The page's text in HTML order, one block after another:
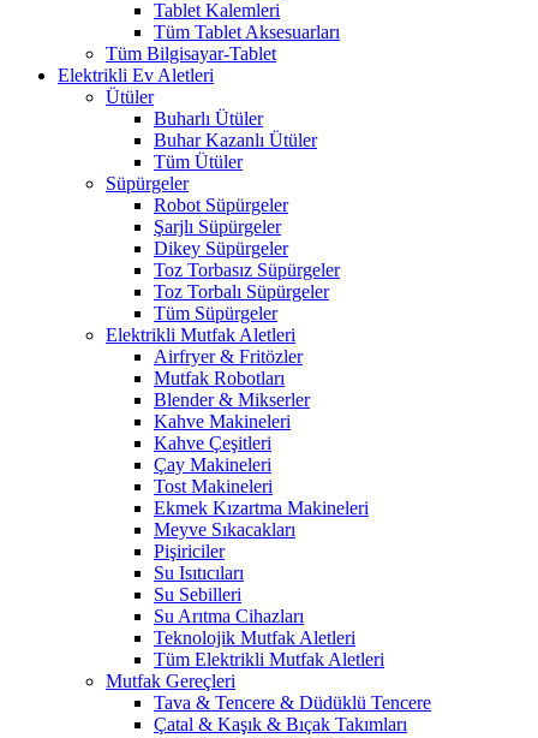
Tablet Kalemleri
Tüm Tablet Aksesuarları
Tüm Bilgisayar-Tablet
Elektrikli Ev Aletleri
Ütüler
Buharlı Ütüler
Buhar Kazanlı Ütüler
Tüm Ütüler
Süpürgeler
Robot Süpürgeler
Şarjlı Süpürgeler
Dikey Süpürgeler
Toz Torbasız Süpürgeler
Toz Torbalı Süpürgeler
Tüm Süpürgeler
Elektrikli Mutfak Aletleri
Airfryer & Fritözler
Mutfak Robotları
Blender & Mikserler
Kahve Makineleri
Kahve Çeşitleri
Çay Makineleri
Tost Makineleri
Ekmek Kızartma Makineleri
Meyve Sıkacakları
Pişiriciler
Su Isıtıcıları
Su Sebilleri
Su Arıtma Cihazları
Teknolojik Mutfak Aletleri
Tüm Elektrikli Mutfak Aletleri
Mutfak Gereçleri
Tava & Tencere & Düdüklü Tencere
Çatal & Kaşık & Bıçak Takımları